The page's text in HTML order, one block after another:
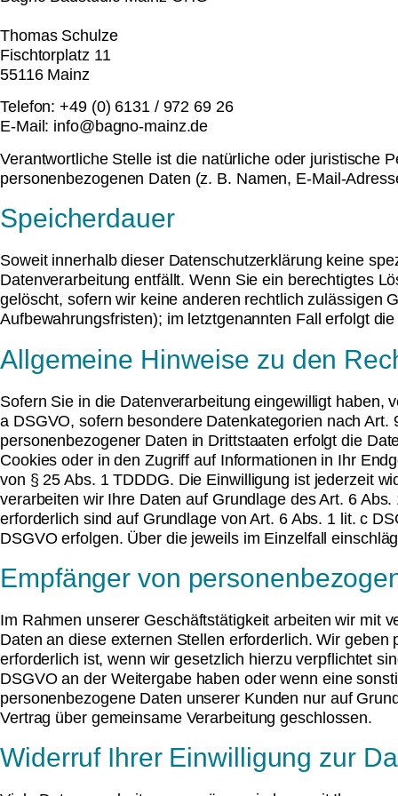
Thomas Schulze
Fischtorplatz 11
55116 Mainz
Telefon: +49 (0) 6131 / 972 69 26
E-Mail: info@bagno-mainz.de
Verantwortliche Stelle ist die natürliche oder juristische
personenbezogenen Daten (z. B. Namen, E-Mail-
Speicherdauer
Soweit innerhalb dieser Datenschutzerklärung keine
Datenverarbeitung entfällt. Wenn Sie ein berechtigtes
gelöscht, sofern wir keine anderen rechtlich zulässigen
Aufbewahrungsfristen); im letztgenannten Fall erfolgt
Allgemeine Hinweise zu den
Sofern Sie in die Datenverarbeitung eingewilligt haben,
a DSGVO, sofern besondere Datenkategorien nach
personenbezogener Daten in Drittstaaten erfolgt die
Cookies oder in den Zugriff auf Informationen in Ihr
von § 25 Abs. 1 TDDDG. Die Einwilligung ist jederzeit
verarbeiten wir Ihre Daten auf Grundlage des Art. 6
erforderlich sind auf Grundlage von Art. 6 Abs. 1 lit. c
DSGVO erfolgen. Über die jeweils im Einzelfall
Empfänger von
Im Rahmen unserer Geschäftstätigkeit arbeiten wir mit
Daten an diese externen Stellen erforderlich. Wir
erforderlich ist, wenn wir gesetzlich hierzu verpflichtet
DSGVO an der Weitergabe haben oder wenn eine
personenbezogene Daten unserer Kunden nur auf
Vertrag über gemeinsame Verarbeitung geschlossen.
Widerruf Ihrer Einwilligung zur